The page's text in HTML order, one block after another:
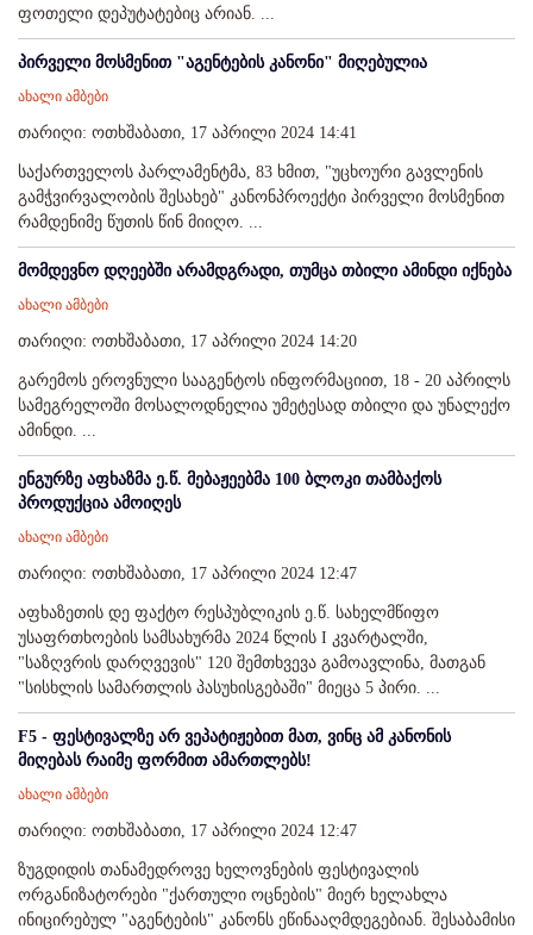
ფოთელი დეპუტატებიც არიან. ...
პირველი მოსმენით "აგენტების კანონი" მიღებულია
ახალი ამბები
თარიღი: ოთხშაბათი, 17 აპრილი 2024 14:41
საქართველოს პარლამენტმა, 83 ხმით, "უცხოური გავლენის
გამჭვირვალობის შესახებ" კანონპროექტი პირველი მოსმენით
რამდენიმე წუთის წინ მიიღო. ...
მომდევნო დღეებში არამდგრადი, თუმცა თბილი ამინდი იქნება
ახალი ამბები
თარიღი: ოთხშაბათი, 17 აპრილი 2024 14:20
გარემოს ეროვნული სააგენტოს ინფორმაციით, 18 - 20 აპრილს
სამეგრელოში მოსალოდნელია უმეტესად თბილი და უნალექო
ამინდი. ...
ენგურზე აფხაზმა ე.წ. მებაჟეებმა 100 ბლოკი თამბაქოს
პროდუქცია ამოიღეს
ახალი ამბები
თარიღი: ოთხშაბათი, 17 აპრილი 2024 12:47
აფხაზეთის დე ფაქტო რესპუბლიკის ე.წ. სახელმწიფო
უსაფრთხოების სამსახურმა 2024 წლის I კვარტალში,
"საზღვრის დარღვევის" 120 შემთხვევა გამოავლინა, მათგან
"სისხლის სამართლის პასუხისგებაში" მიეცა 5 პირი. ...
F5 - ფესტივალზე არ ვეპატიჟებით მათ, ვინც ამ კანონის
მიღებას რაიმე ფორმით ამართლებს!
ახალი ამბები
თარიღი: ოთხშაბათი, 17 აპრილი 2024 12:47
ზუგდიდის თანამედროვე ხელოვნების ფესტივალის
ორგანიზატორები "ქართული ოცნების" მიერ ხელახლა
ინიცირებულ "აგენტების" კანონს ეწინააღმდეგებიან. შესაბამისი